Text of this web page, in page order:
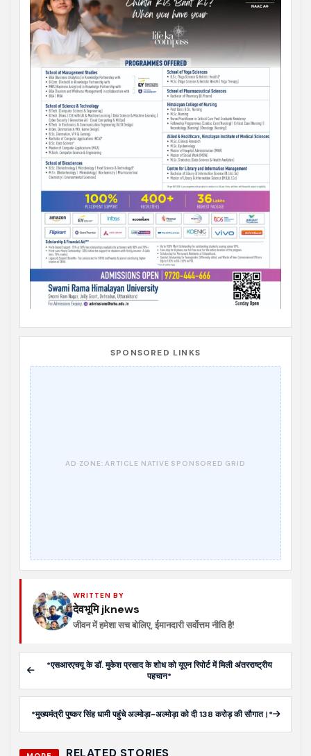
SPONSORED LINKS
WRITTEN BY
देवभूमि jknews
जीवन में हमेशा सच बोलिए, ईमानदारी सर्वोत्तम नीति है!
*एसआरएचयू के डॉ. मुकेश प्रसाद के शोध को यूएन रिपोर्ट में मिली अंतरराष्ट्रीय
पहचान*
*मुख्यमंत्री पुष्कर सिंह धामी पहुंचे अल्मोड़ा-अल्मोड़ा को दी 138 करोड़ की सौगात।*